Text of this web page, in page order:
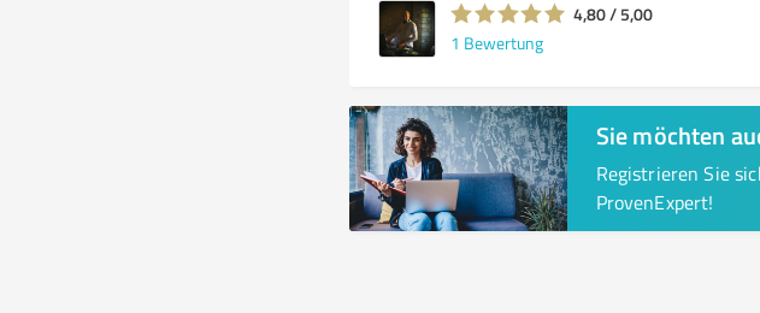
4,80 / 5,00
1 Bewertung
Sie möchten
Registrieren Sie
ProvenExpert!